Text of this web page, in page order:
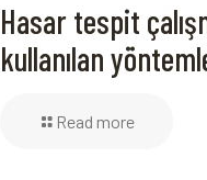
Hasar tespit
kullanılan
Read more